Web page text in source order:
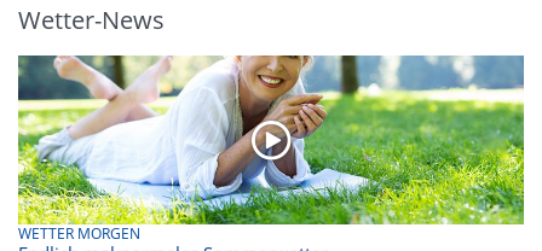
Wetter-News
WETTER MORGEN